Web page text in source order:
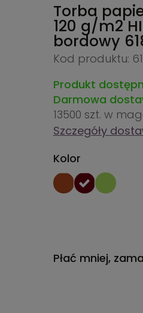
Torba
120 g/m2
bordowy
Kod produktu:
Produkt
Darmowa
13500 szt. w
Szczegóły
Kolor
Płać mniej,